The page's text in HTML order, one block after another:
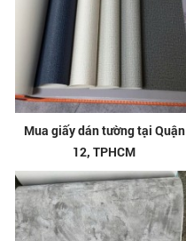
Mua giấy dán tường tại Quận
12, TPHCM